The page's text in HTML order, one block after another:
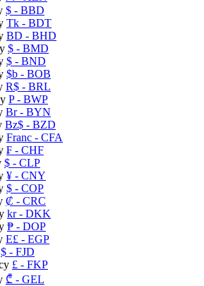
$ - BBD
Tk - BDT
BD - BHD
$ - BMD
$ - BND
$b - BOB
R$ - BRL
P- BWP
Br- BYN
Bz$ - BZD
Franc - CFA
₣ - CHF
$ - CLP
¥ - CNY
$ - COP
₡ - CRC
kr- DKK
₱ - DOP
E£ - EGP
$ - FJD
£ - FKP
₾ - GEL